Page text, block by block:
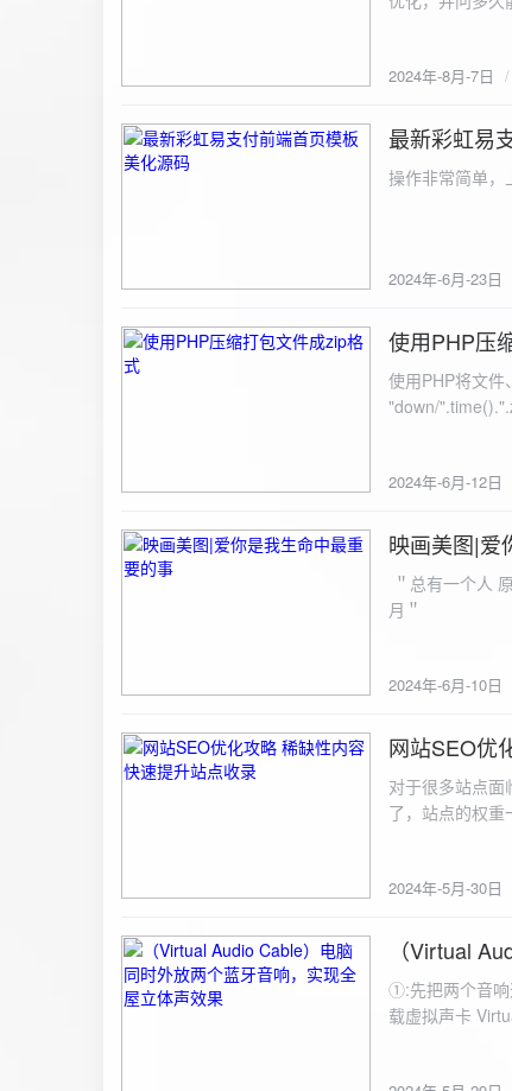
2024年-8月-7日
2024-6-23
最新彩虹易
操作非常简单，
2024年-6月-23日
2024-6-12
使用PHP压
使用PHP将文
"down/".time().".zip"; // 压缩包存放
数可以改为
= array( "img/1.jpg", "img/2.jpg", ); $filename = "down/img.zip"; // 压缩包存放路径与名称 $zip = new
ZipArchive(); $zip-
$file){ $zip->addFile($file,basename($file)); //向压缩包中添加文件 } $zip->close(); //关闭压缩包 打包某
个文件夹（包含
为'.'和‘..’，不要对他们进行操作 if (is_dir($path . "/" .
$filename); } } } } $zip = new ZipArchive(); $zip_filename = "down/files.zip"; // 压缩包存放路径与名称
压缩包中
2024年-6月-12日
2024-6-10
映画美图|爱
＂总有一个人
月＂
2024年-6月-10日
2024-5-30
网站SEO优
对于很多站点
了，站点的权
2024年-5月-30日
2024-5-29
（Virtual
①:先把两个音响
载虚拟声卡